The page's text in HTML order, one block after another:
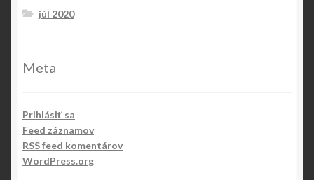
júl 2020
Meta
Prihlásiť sa
Feed záznamov
RSS feed komentárov
WordPress.org